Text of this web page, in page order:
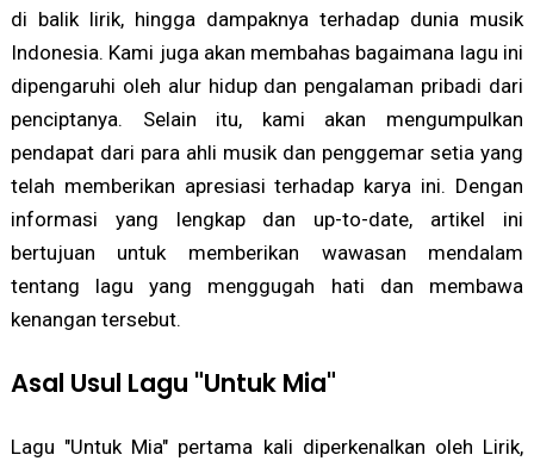
di balik lirik, hingga dampaknya terhadap dunia musik
Indonesia. Kami juga akan membahas bagaimana lagu ini
dipengaruhi oleh alur hidup dan pengalaman pribadi dari
penciptanya. Selain itu, kami akan mengumpulkan
pendapat dari para ahli musik dan penggemar setia yang
telah memberikan apresiasi terhadap karya ini. Dengan
informasi yang lengkap dan up-to-date, artikel ini
bertujuan untuk memberikan wawasan mendalam
tentang lagu yang menggugah hati dan membawa
kenangan tersebut.
Asal Usul Lagu "Untuk Mia"
Lagu "Untuk Mia" pertama kali diperkenalkan oleh Lirik,